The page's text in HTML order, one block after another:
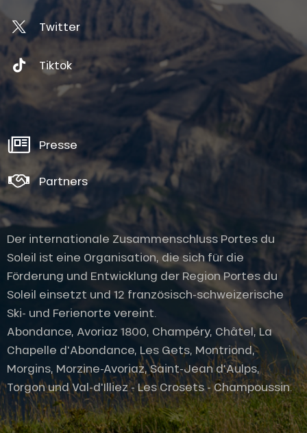
Öffnungen
Twitter
Tiktok
Presse
Partners
Der internationale Zusammenschluss Portes du
Soleil ist eine Organisation, die sich für die
Förderung und Entwicklung der Region Portes du
Soleil einsetzt und 12 französisch-schweizerische
Ski- und Ferienorte vereint.
Abondance, Avoriaz 1800, Champéry, Châtel, La
Chapelle d'Abondance, Les Gets, Montriond,
Morgins, Morzine-Avoriaz, Saint-Jean d'Aulps,
Torgon und Val-d'Illiez - Les Crosets - Champoussin.